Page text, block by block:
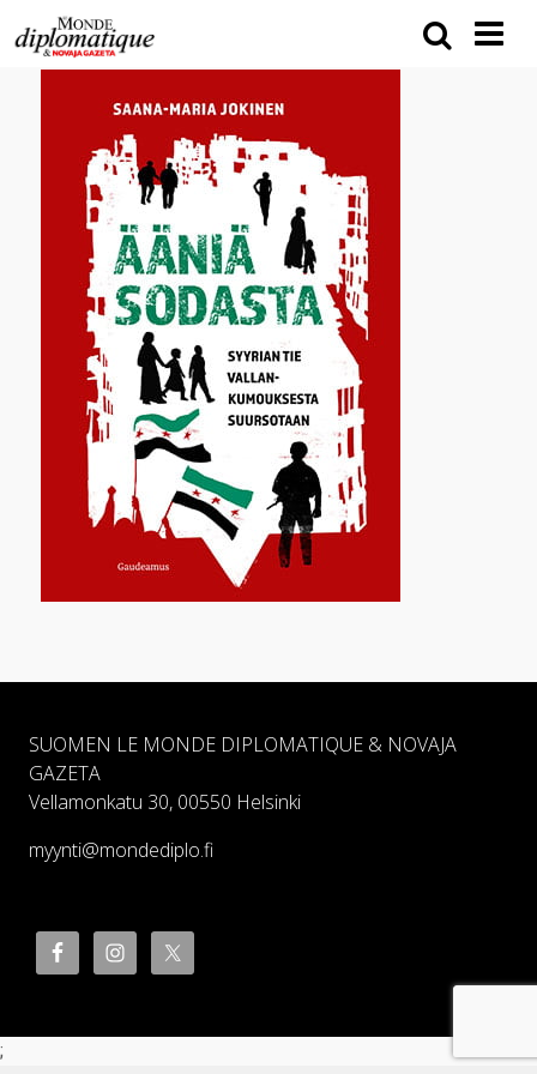
SUOMEN LE MONDE DIPLOMATIQUE & NOVAJA
GAZETA
Vellamonkatu 30, 00550 Helsinki
myynti@mondediplo.fi
;